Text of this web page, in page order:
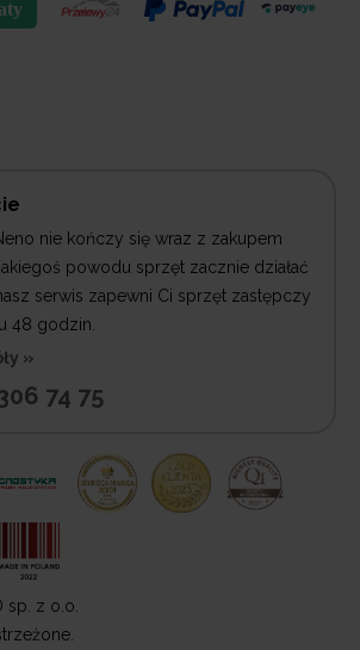
nie kończy się wraz z zakupem
powodu sprzęt zacznie działać
serwis zapewni Ci sprzęt zastępczy
48 godzin.
»
74 75
sp. z o.o.